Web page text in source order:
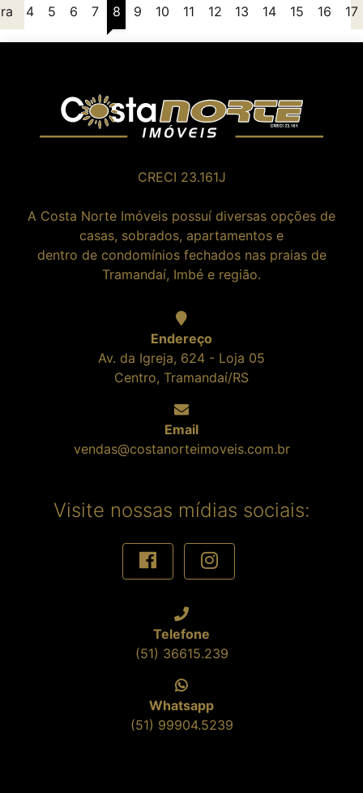
4 5 6 7 8 9 10 11 12 13 14 15 16 17
CRECI 23.161J
A Costa Norte Imóveis possuí diversas opções de
casas, sobrados, apartamentos e
dentro de condomínios fechados nas praias de
Tramandaí, Imbé e região.
Endereço
Av. da Igreja, 624 - Loja 05
Centro, Tramandaí/RS
Email
vendas@costanorteimoveis.com.br
Visite nossas mídias sociais:
Telefone
(51) 36615.239
Whatsapp
(51) 99904.5239